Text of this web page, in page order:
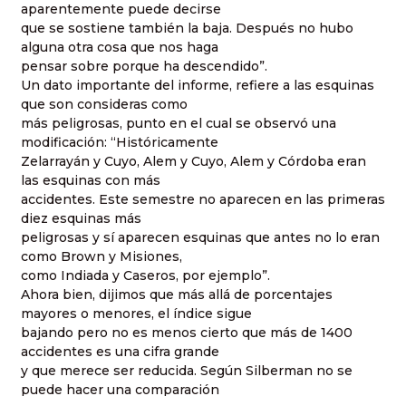
aparentemente puede decirse
que se sostiene también la baja. Después no hubo
alguna otra cosa que nos haga
pensar sobre porque ha descendido”.
Un dato importante del informe, refiere a las esquinas
que son consideras como
más peligrosas, punto en el cual se observó una
modificación: “Históricamente
Zelarrayán y Cuyo, Alem y Cuyo, Alem y Córdoba eran
las esquinas con más
accidentes. Este semestre no aparecen en las primeras
diez esquinas más
peligrosas y sí aparecen esquinas que antes no lo eran
como Brown y Misiones,
como Indiada y Caseros, por ejemplo”.
Ahora bien, dijimos que más allá de porcentajes
mayores o menores, el índice sigue
bajando pero no es menos cierto que más de 1400
accidentes es una cifra grande
y que merece ser reducida. Según Silberman no se
puede hacer una comparación